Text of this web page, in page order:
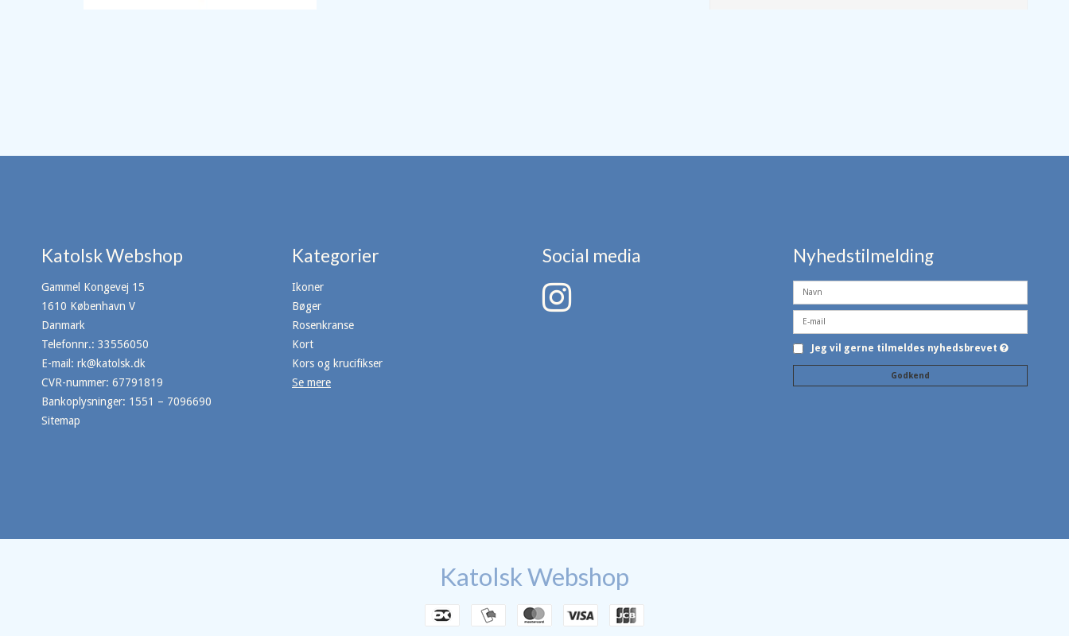
Katolsk Webshop
Gammel Kongevej 15
1610 København V
Danmark
Telefonnr.: 33556050
E-mail : rk@katolsk.dk
CVR-nummer: 67791819
Bankoplysninger: 1551 – 7096690
Sitemap
Kategorier
Ikoner
Bøger
Rosenkranse
Kort
Kors og krucifikser
Se mere
Social media Nyhedstilmelding
Jeg vil gerne tilmeldes nyhedsbrevet
Godkend
Katolsk Webshop